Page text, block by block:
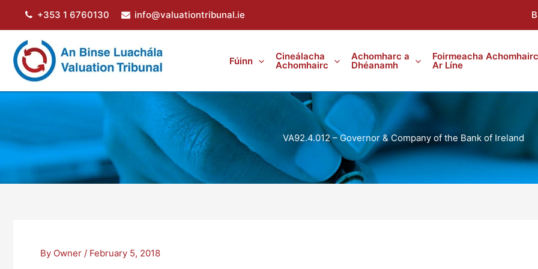
+353 1 6760130 info@valuationtribunal.ie
Fúinn Cineálacha
Achomhairc
Achomharc a
Dhéanamh
Foirmeacha Achomhairc
Ar Líne
VA92.4.012 – Governor & Company of the Bank of Ireland
By Owner / February 5, 2018